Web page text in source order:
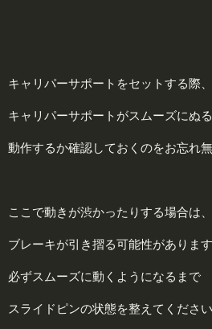
キャリパーサポートをセットする際
キャリパーサポートがスムーズにぬ
動作するか確認しておくのをお忘れ無
ここで動きが渋かったりする場合は、
ブレーキが引き摺る可能性がありま
必ずスムーズに動くようになるまで
スライドピンの状態を整えてください